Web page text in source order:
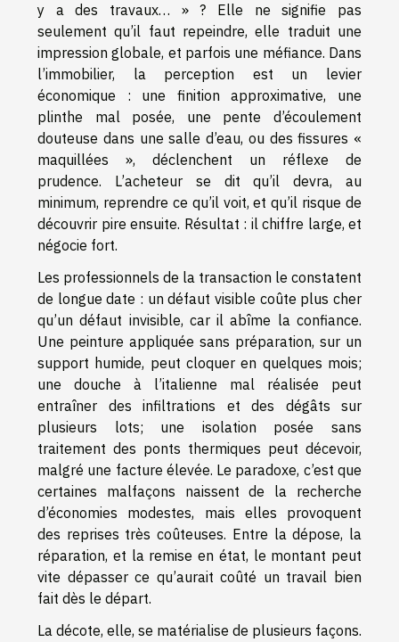
y a des travaux… » ? Elle ne signifie pas
seulement qu’il faut repeindre, elle traduit une
impression globale, et parfois une méfiance. Dans
l’immobilier, la perception est un levier
économique : une finition approximative, une
plinthe mal posée, une pente d’écoulement
douteuse dans une salle d’eau, ou des fissures «
maquillées », déclenchent un réflexe de
prudence. L’acheteur se dit qu’il devra, au
minimum, reprendre ce qu’il voit, et qu’il risque de
découvrir pire ensuite. Résultat : il chiffre large, et
négocie fort.
Les professionnels de la transaction le constatent
de longue date : un défaut visible coûte plus cher
qu’un défaut invisible, car il abîme la confiance.
Une peinture appliquée sans préparation, sur un
support humide, peut cloquer en quelques mois;
une douche à l’italienne mal réalisée peut
entraîner des infiltrations et des dégâts sur
plusieurs lots; une isolation posée sans
traitement des ponts thermiques peut décevoir,
malgré une facture élevée. Le paradoxe, c’est que
certaines malfaçons naissent de la recherche
d’économies modestes, mais elles provoquent
des reprises très coûteuses. Entre la dépose, la
réparation, et la remise en état, le montant peut
vite dépasser ce qu’aurait coûté un travail bien
fait dès le départ.
La décote, elle, se matérialise de plusieurs façons.